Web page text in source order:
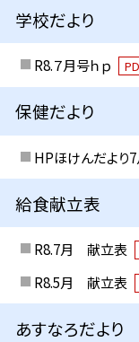
学校だより
R8.７月号ｈｐ
保健だより
HPほけんだより
給食献立表
R8.7月 献立表
R8.5月 献立表
あすなろだより